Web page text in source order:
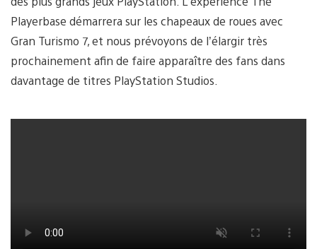
Playerbase démarrera sur les chapeaux de roues avec
Gran Turismo 7, et nous prévoyons de l’élargir très
prochainement afin de faire apparaître des fans dans
davantage de titres PlayStation Studios.